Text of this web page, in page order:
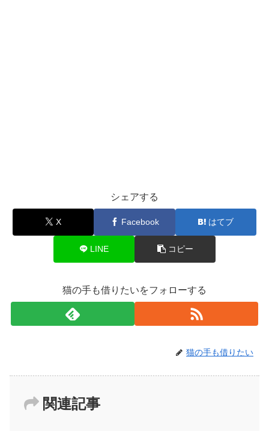
シェアする
X Facebook はてブ
LINE コピー
猫の手も借りたいをフォローする
猫の手も借りたい
関連記事